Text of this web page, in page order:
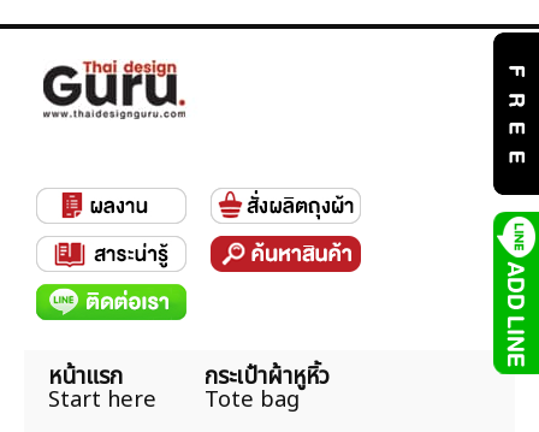
หน้าแรก
Start here
กระเป๋าผ้าหูหิ้ว
Tote bag